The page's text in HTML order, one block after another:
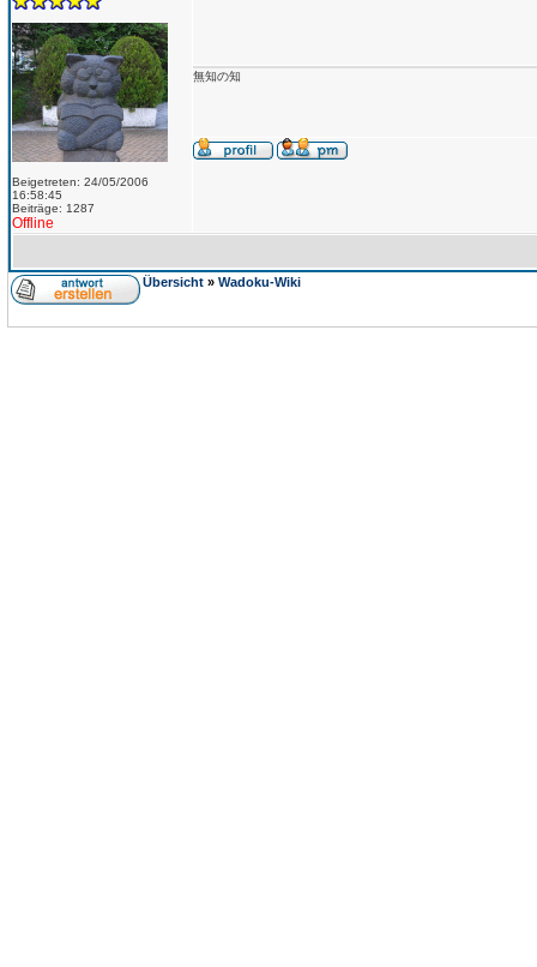
Beigetreten: 24/05/2006
16:58:45
Beiträge: 1287
Offline
無知の知
Übersicht » Wadoku-Wiki